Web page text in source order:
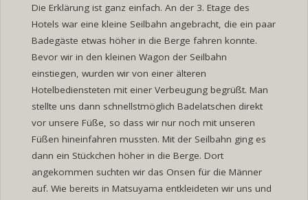
Die Erklärung ist ganz einfach. An der 3. Etage des
Hotels war eine kleine Seilbahn angebracht, die ein paar
Badegäste etwas höher in die Berge fahren konnte.
Bevor wir in den kleinen Wagon der Seilbahn
einstiegen, wurden wir von einer älteren
Hotelbediensteten mit einer Verbeugung begrüßt. Man
stellte uns dann schnellstmöglich Badelatschen direkt
vor unsere Füße, so dass wir nur noch mit unseren
Füßen hineinfahren mussten. Mit der Seilbahn ging es
dann ein Stückchen höher in die Berge. Dort
angekommen suchten wir das Onsen für die Männer
auf. Wie bereits in Matsuyama entkleideten wir uns und